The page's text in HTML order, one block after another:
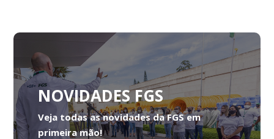
NOVIDADES FGS
Veja todas as novidades da FGS em
primeira mão!